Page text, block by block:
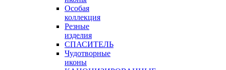
Особая
коллекция
Резные
изделия
СПАСИТЕЛЬ
Чудотворные
иконы